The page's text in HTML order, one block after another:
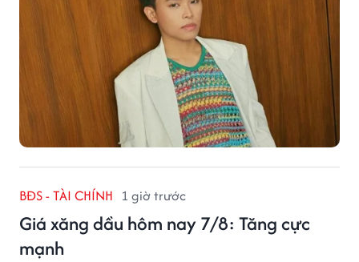
BĐS - TÀI CHÍNH 1 giờ trước
Giá xăng dầu hôm nay 7/8: Tăng cực
mạnh